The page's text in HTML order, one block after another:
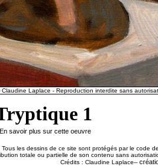
Claudine Laplace - Reproduction interdite sans
1
En savoir plus sur cette oeuvre
Tous les dessins de ce site sont protégés par le code
totale ou partielle de son contenu sans
Crédits : Claudine Laplace--